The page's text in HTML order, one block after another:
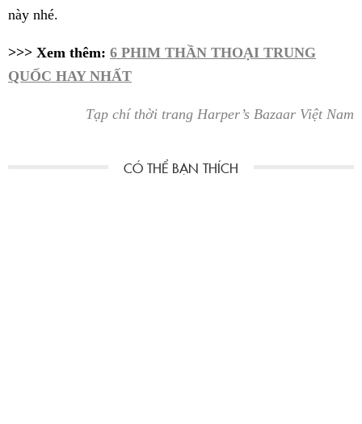
này nhé.
>>> Xem thêm: 6 PHIM THẦN THOẠI TRUNG
QUỐC HAY NHẤT
Tạp chí thời trang Harper’s Bazaar Việt Nam